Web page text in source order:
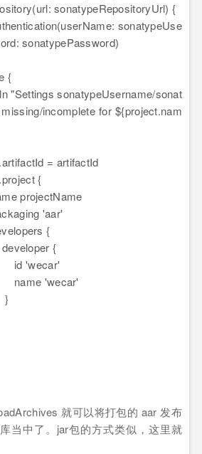
sonatypeRepositoryUrl) {
sonatypeUse
sonatypePassword)
{
sonatypeUsername/sonat
incomplete for ${project.nam
= artifactId
{
'aar'
{
{
'wecar'
就可以将打包的 aar 发布
当中了。jar包的方式类似，这里就